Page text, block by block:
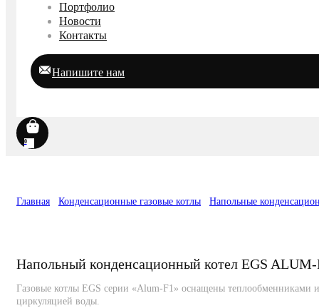
Портфолио
Новости
Контакты
Напишите нам
0
Главная Конденсационные газовые котлы Напольные
Напольный конденсационный котел EGS ALUM-
Газовые котлы EGS серии «Alum-F1» оснащены теплообменниками
циркуляцией воды.